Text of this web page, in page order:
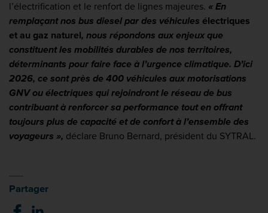
l’électrification et le renfort de lignes majeures. « En
remplaçant nos bus diesel par des véhicules électriques
et au gaz naturel, nous répondons aux enjeux que
constituent les mobilités durables de nos territoires,
déterminants pour faire face à l’urgence climatique. D’ici
2026, ce sont près de 400 véhicules aux motorisations
GNV ou électriques qui rejoindront le réseau de bus
contribuant à renforcer sa performance tout en offrant
toujours plus de capacité et de confort à l’ensemble des
voyageurs », déclare Bruno Bernard, président du SYTRAL.
Partager